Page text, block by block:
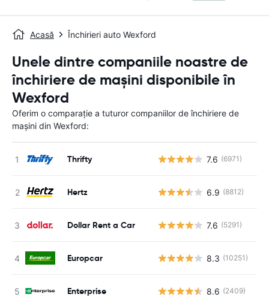
Acasă Închirieri auto Wexford
Unele dintre companiile noastre de
închiriere de mașini disponibile în
Wexford
Oferim o comparație a tuturor companiilor de închiriere de
mașini din Wexford:
Thrifty 7.6 (6971)
Hertz 6.9 (8812)
Dollar Rent a Car 7.6 (5291)
Europcar 8.3 (10251)
Enterprise 8.6 (2409)